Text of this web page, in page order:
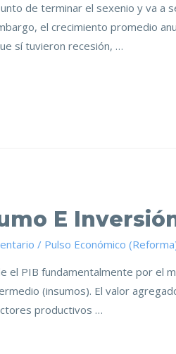
de terminar el sexenio y va a
el crecimiento promedio
sí tuvieron recesión, …
E
/ Pulso Económico
el PIB fundamentalmente por el
(insumos). El valor
productivos …